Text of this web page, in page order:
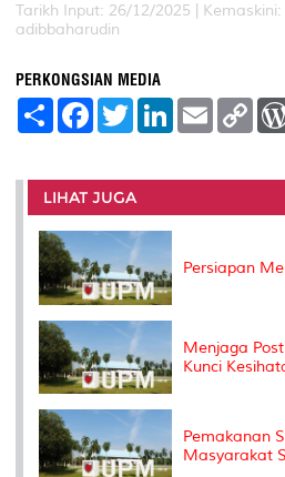
Tarikh Input: 26/12/2025 | Kemaskini:
adibbaharudin
PERKONGSIAN MEDIA
S
e
F
a
b
o
o
k
T
w
t
e
r
L
e
I
E
m
l
C
L
n
LIHAT JUGA
Persiapan
Menjaga
Kunci
Pemakanan
Masyarakat